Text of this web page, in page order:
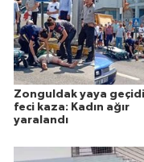
Zonguldak yaya
feci kaza: Kadın ağır
yaralandı